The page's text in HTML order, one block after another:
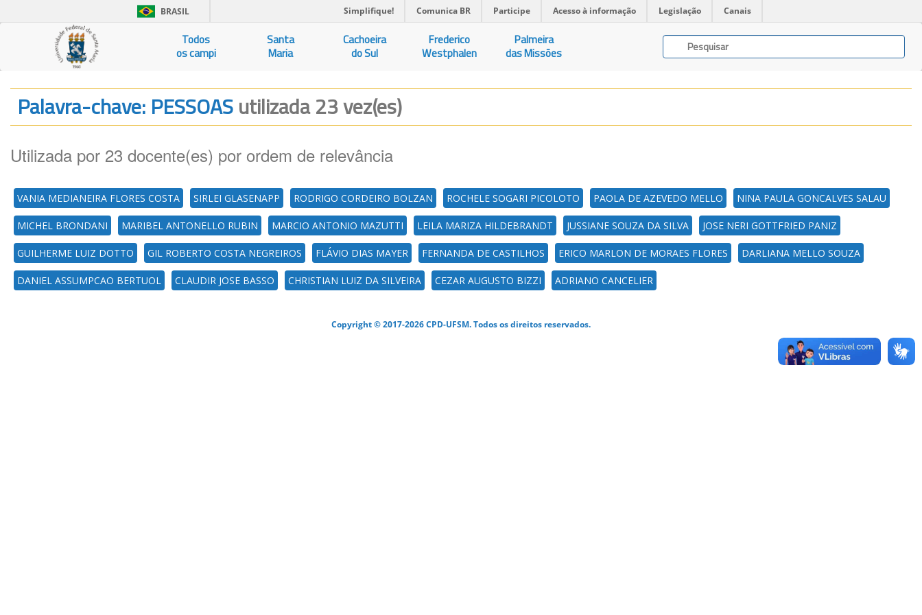
BRASIL Simplifique! Comunica BR Participe Acesso à informação Legislação Canais
Todos
os campi
Santa
Maria
Cachoeira
do Sul
Frederico
Westphalen
Palmeira
das Missões
Palavra-chave: PESSOASutilizada 23 vez(es)
Utilizada por 23 docente(es) por ordem de relevância
VANIA MEDIANEIRA FLORES COSTA SIRLEI GLASENAPP RODRIGO CORDEIRO BOLZAN ROCHELE SOGARI PICOLOTO PAOLA DE AZEVEDO MELLO NINA PAULA GONCALVES SALAU
MICHEL BRONDANI MARIBEL ANTONELLO RUBIN MARCIO ANTONIO MAZUTTI LEILA MARIZA HILDEBRANDT JUSSIANE SOUZA DA SILVA JOSE NERI GOTTFRIED PANIZ
GUILHERME LUIZ DOTTO GIL ROBERTO COSTA NEGREIROS FLÁVIO DIAS MAYER FERNANDA DE CASTILHOS ERICO MARLON DE MORAES FLORES DARLIANA MELLO SOUZA
DANIEL ASSUMPCAO BERTUOL CLAUDIR JOSE BASSO CHRISTIAN LUIZ DA SILVEIRA CEZAR AUGUSTO BIZZI ADRIANO CANCELIER
Copyright © 2017-2026 CPD-UFSM. Todos os direitos reservados.